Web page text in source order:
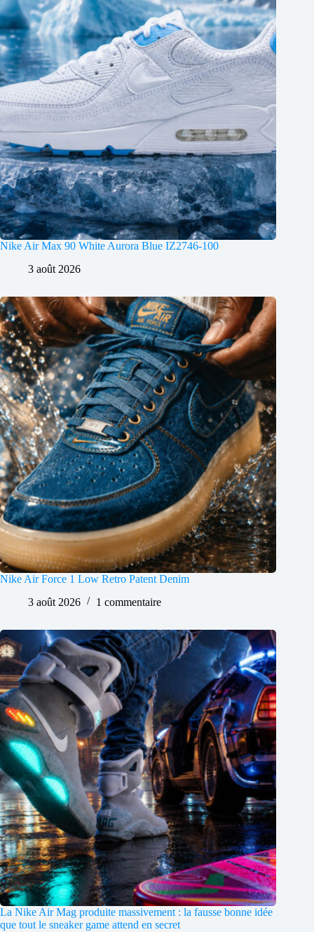
Nike Air Max 90 White Aurora Blue IZ2746-100
3 août 2026
Nike Air Force 1 Low Retro Patent Denim
3 août 2026
1 commentaire
La Nike Air Mag produite massivement : la fausse bonne idée
que tout le sneaker game attend en secret